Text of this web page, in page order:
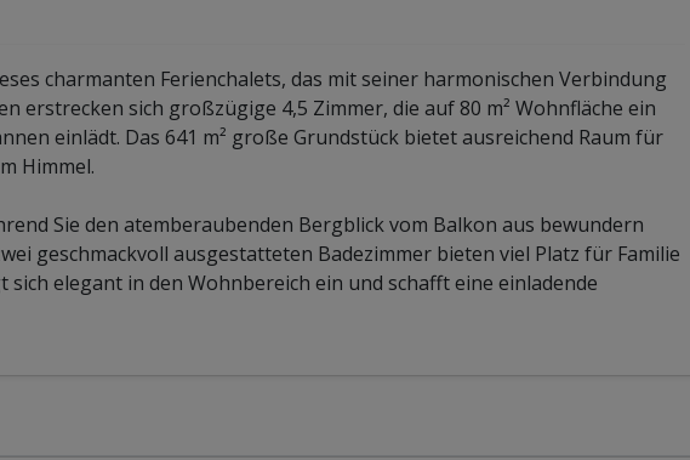
charmanten Ferienchalets, das mit seiner harmonischen Verbindung
erstrecken sich großzügige 4,5 Zimmer, die auf 80 m² Wohnfläche ein
einlädt. Das 641 m² große Grundstück bietet ausreichend Raum für
Himmel.
Sie den atemberaubenden Bergblick vom Balkon aus bewundern
geschmackvoll ausgestatteten Badezimmer bieten viel Platz für Familie
elegant in den Wohnbereich ein und schafft eine einladende